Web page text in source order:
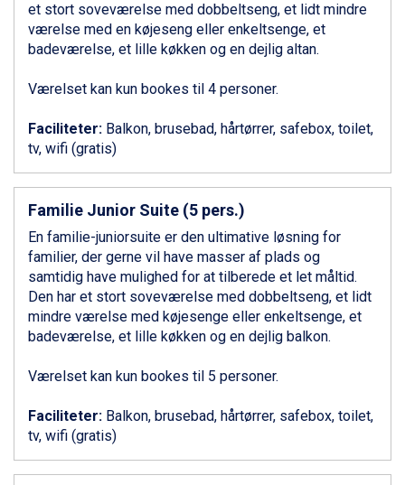
Canazei fra DKK 4.745
Ponte di Legno fra DKK 4.745
Bad Gastein fra DKK 4.195
Sauze dOulx fra DKK 4.045
La Thuile fra DKK 4.595
Cervinia fra DKK 5.295
Val Thorens fra DKK 5.395
Saalbach fra DKK 5.945
Sölden fra DKK 8.445
Bad Hofgastein fra DKK 5.495
Champoluc fra DKK 3.795
Sestriere fra DKK 4.395
Fieberbrunn fra DKK 6.145
Wagrain fra DKK 4.645
St. Anton fra DKK 7.245
Livigno fra DKK 4.145
Canazei fra DKK 4.745
Bad Gastein fra DKK 4.195
et stort soveværelse med dobbeltseng, et lidt mindre
værelse med en køjeseng eller enkeltsenge, et
badeværelse, et lille køkken og en dejlig altan.
Værelset kan kun bookes til 4 personer.
Faciliteter: Balkon, brusebad, hårtørrer, safebox, toilet,
tv, wifi (gratis)
Familie Junior Suite (5 pers.)
En familie-juniorsuite er den ultimative løsning for
familier, der gerne vil have masser af plads og
samtidig have mulighed for at tilberede et let måltid.
Den har et stort soveværelse med dobbeltseng, et lidt
mindre værelse med køjesenge eller enkeltsenge, et
badeværelse, et lille køkken og en dejlig balkon.
Værelset kan kun bookes til 5 personer.
Faciliteter: Balkon, brusebad, hårtørrer, safebox, toilet,
tv, wifi (gratis)